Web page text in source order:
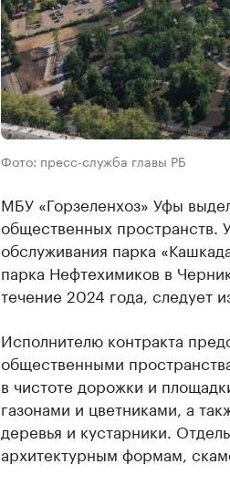
Фото: пресс-служба главы РБ
МБУ «Горзеленхоз» Уфы
общественных пространств.
обслуживания парка
парка Нефтехимиков в
течение 2024 года, следует
Исполнителю контракта
общественными
в чистоте дорожки и
газонами и цветниками, а
деревья и кустарники.
архитектурным формам,